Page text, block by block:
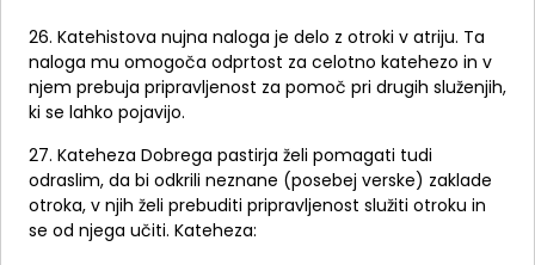
26. Katehistova nujna naloga je delo z otroki v atriju. Ta
naloga mu omogoča odprtost za celotno katehezo in v
njem prebuja pripravljenost za pomoč pri drugih služenjih,
ki se lahko pojavijo.
27. Kateheza Dobrega pastirja želi pomagati tudi
odraslim, da bi odkrili neznane (posebej verske) zaklade
otroka, v njih želi prebuditi pripravljenost služiti otroku in
se od njega učiti. Kateheza: